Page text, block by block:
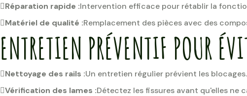
Réparation rapide :Intervention efficace pour rétablir la
Matériel de qualité :Remplacement des pièces avec des
ENTRETIEN PRÉVENTIF POUR
Nettoyage des rails :Un entretien régulier prévient les blocages.
Vérification des lames :Détectez les fissures avant qu'elles ne